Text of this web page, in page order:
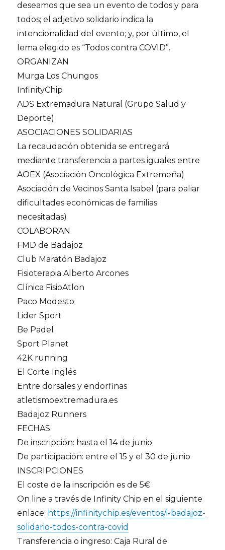
deseamos que sea un evento de todos y para
todos; el adjetivo solidario indica la
intencionalidad del evento; y, por último, el
lema elegido es “Todos contra COVID”.
ORGANIZAN
Murga Los Chungos
InfinityChip
ADS Extremadura Natural (Grupo Salud y
Deporte)
ASOCIACIONES SOLIDARIAS
La recaudación obtenida se entregará
mediante transferencia a partes iguales entre
AOEX (Asociación Oncológica Extremeña)
Asociación de Vecinos Santa Isabel (para paliar
dificultades económicas de familias
necesitadas)
COLABORAN
FMD de Badajoz
Club Maratón Badajoz
Fisioterapia Alberto Arcones
Clínica FisioAtlon
Paco Modesto
Lider Sport
Be Padel
Sport Planet
42K running
El Corte Inglés
Entre dorsales y endorfinas
atletismoextremadura.es
Badajoz Runners
FECHAS
De inscripción: hasta el 14 de junio
De participación: entre el 15 y el 30 de junio
INSCRIPCIONES
El coste de la inscripción es de 5€
On line a través de Infinity Chip en el siguiente
enlace: https://infinitychip.es/eventos/i-badajoz-
solidario-todos-contra-covid
Transferencia o ingreso: Caja Rural de